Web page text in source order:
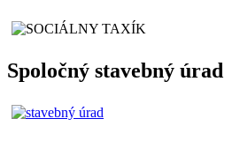
Spoločný stavebný úrad